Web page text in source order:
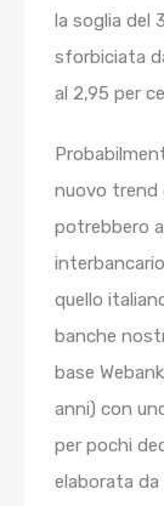
la soglia del
sforbiciata
al 2,95 per
nuovo trend
potrebbero
quello
banche
base
anni) con
per pochi
elaborata da